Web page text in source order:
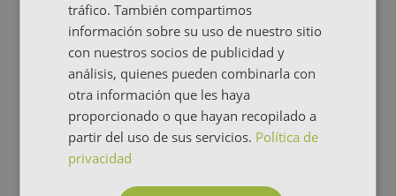
tráfico. También compartimos
información sobre su uso de nuestro sitio
con nuestros socios de publicidad y
análisis, quienes pueden combinarla con
otra información que les haya
proporcionado o que hayan recopilado a
partir del uso de sus servicios. Política de
privacidad